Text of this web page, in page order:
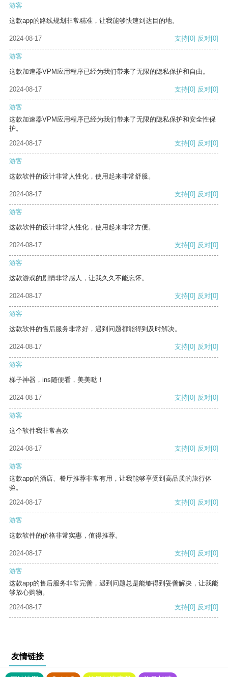
游客
这款app的路线规划非常精准，让我能够快速到达目的地。
2024-08-17 支持[0] 反对[0]
游客
这款加速器VPM应用程序已经为我们带来了无限的隐私保护和自由。
2024-08-17 支持[0] 反对[0]
游客
这款加速器VPM应用程序已经为我们带来了无限的隐私保护和安全性保
护。
2024-08-17
支持[0] 反对[0]
游客
这款软件的设计非常人性化，使用起来非常舒服。
2024-08-17 支持[0] 反对[0]
游客
这款软件的设计非常人性化，使用起来非常方便。
2024-08-17 支持[0] 反对[0]
游客
这款游戏的剧情非常感人，让我久久不能忘怀。
2024-08-17 支持[0] 反对[0]
游客
这款软件的售后服务非常好，遇到问题都能得到及时解决。
2024-08-17 支持[0] 反对[0]
游客
梯子神器，ins随便看，美美哒！
2024-08-17 支持[0] 反对[0]
游客
这个软件我非常喜欢
2024-08-17 支持[0] 反对[0]
游客
这款app的酒店、餐厅推荐非常有用，让我能够享受到高品质的旅行体
验。
2024-08-17
支持[0] 反对[0]
游客
这款软件的价格非常实惠，值得推荐。
2024-08-17 支持[0] 反对[0]
游客
这款app的售后服务非常完善，遇到问题总是能够得到妥善解决，让我能
够放心购物。
2024-08-17
支持[0] 反对[0]
友情链接